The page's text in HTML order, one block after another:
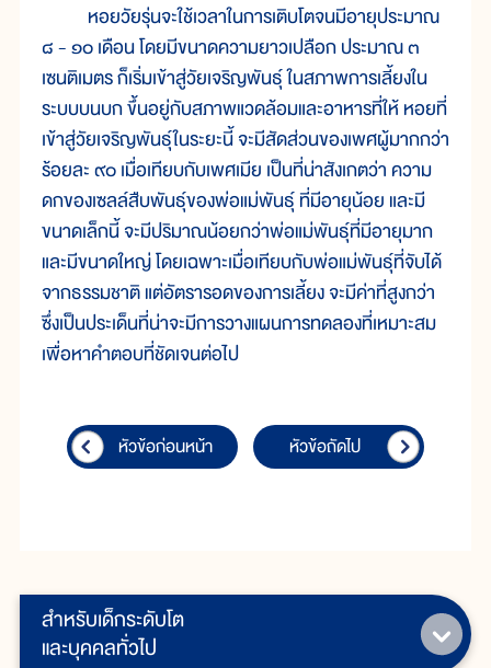
สำหรับเด็กระดับโต
และบุคคลทั่วไป
หอยวัยรุ่นจะใช้เวลาในการเติบโตจนมีอายุประมาณ
๘ - ๑๐ เดือน โดยมีขนาดความยาวเปลือก ประมาณ ๓
เซนติเมตร ก็เริ่มเข้าสู่วัยเจริญพันธุ์ ในสภาพการเลี้ยงใน
ระบบบนบก ขึ้นอยู่กับสภาพแวดล้อมและอาหารที่ให้ หอยที่
เข้าสู่วัยเจริญพันธุ์ในระยะนี้ จะมีสัดส่วนของเพศผู้มากกว่า
ร้อยละ ๙๐ เมื่อเทียบกับเพศเมีย เป็นที่น่าสังเกตว่า ความ
ดกของเซลล์สืบพันธุ์ของพ่อแม่พันธุ์ ที่มีอายุน้อย และมี
ขนาดเล็กนี้ จะมีปริมาณน้อยกว่าพ่อแม่พันธุ์ที่มีอายุมาก
และมีขนาดใหญ่ โดยเฉพาะเมื่อเทียบกับพ่อแม่พันธุ์ที่จับได้
จากธรรมชาติ แต่อัตรารอดของการเลี้ยง จะมีค่าที่สูงกว่า
ซึ่งเป็นประเด็นที่น่าจะมีการวางแผนการทดลองที่เหมาะสม
เพื่อหาคำตอบที่ชัดเจนต่อไป
หัวข้อก่อนหน้า หัวข้อถัดไป